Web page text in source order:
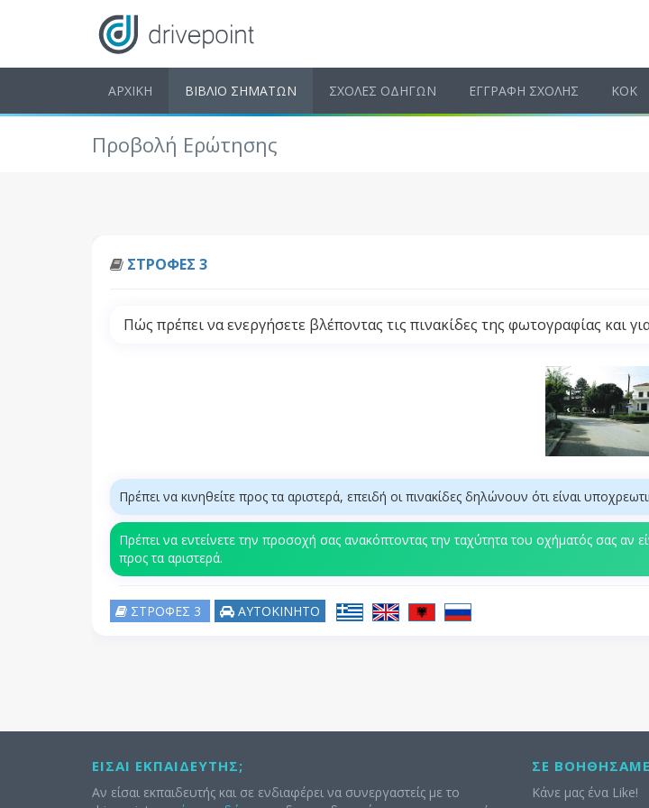
ΑΡΧΙΚΗ ΒΙΒΛΙΟ ΣΗΜΑΤΩΝ ΣΧΟΛΕΣ ΟΔΗΓΩΝ ΕΓΓΡΑΦΗ ΣΧΟΛΗΣ ΚΟΚ
Προβολή Ερώτησης
ΣΤΡΟΦΕΣ 3
Πώς πρέπει να ενεργήσετε βλέποντας τις πινακίδες της φωτογραφίας και
Πρέπει να κινηθείτε προς τα αριστερά, επειδή οι πινακίδες δηλώνουν ότι είναι
Πρέπει να εντείνετε την προσοχή σας ανακόπτοντας την ταχύτητα του οχήματός σας αν
προς τα αριστερά.
ΣΤΡΟΦΕΣ 3 ΑΥΤΟΚΙΝΗΤΟ
ΕΊΣΑΙ ΕΚΠΑΙΔΕΥΤΉΣ;
Αν είσαι εκπαιδευτής και σε ενδιαφέρει να συνεργαστείς με το
ΣΕ
Κάνε μας ένα Like!